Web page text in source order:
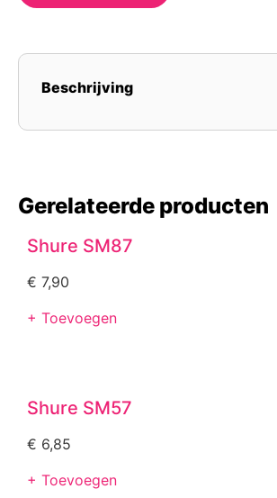
Beschrijving
Gerelateerde producten
Shure SM87
€ 7,90
+ Toevoegen
Shure SM57
€ 6,85
+ Toevoegen